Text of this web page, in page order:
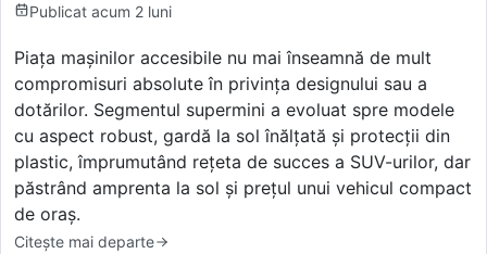
Publicat acum 2 luni
Piața mașinilor accesibile nu mai înseamnă de mult
compromisuri absolute în privința designului sau a
dotărilor. Segmentul supermini a evoluat spre modele
cu aspect robust, gardă la sol înălțată și protecții din
plastic, împrumutând rețeta de succes a SUV-urilor, dar
păstrând amprenta la sol și prețul unui vehicul compact
de oraș.
Citește mai departe